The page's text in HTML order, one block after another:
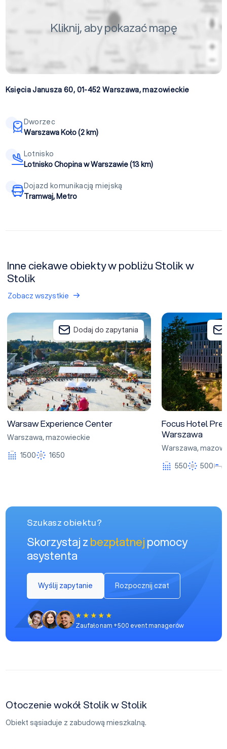
Kliknij, aby pokazać mapę
Księcia Janusza 60, 01-452 Warszawa,mazowieckie
Dworzec
Warszawa Koło (2 km)
Lotnisko
Lotnisko Chopina w Warszawie (13 km)
Dojazd komunikacją miejską
Tramwaj, Metro
Inne ciekawe obiekty w pobliżu Stolik w
Stolik
Zobacz wszystkie
Warsaw Experience Center
Dodaj do zapytania
Warsaw Experience Center
Warszawa,mazowieckie
1500
1650
Focus Hotel
Focus Hotel
Warszawa
Warszawa,
550
500
Szukasz obiektu?
Skorzystaj zbezpłatnejpomocy
asystenta
Wyślij zapytanie Rozpocznij czat
Zaufało nam +500 event managerów
Otoczenie wokół Stolik w Stolik
Obiekt sąsiaduje z zabudową mieszkalną.